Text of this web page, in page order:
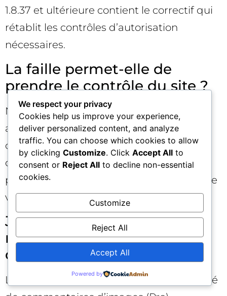
1.8.37 et ultérieure contient le correctif qui
rétablit les contrôles d’autorisation
nécessaires.
La faille permet-elle de
prendre le contrôle du site ?
Non. Il s’agit d’une modification non
autorisée de données (suppression de
commentaires d’images). Il n’y a pas
d’exécution de code ou d’escalade de
privilèges signalées dans le cadre de cette
vulnérabilité précise.
Je n’utilise pas la version Pro
ni les commentaires
d’images. Suis-je concerné ?
L’exploitation décrite cible la fonctionnalité
We respect your privacy
Cookies help us improve your experience,
deliver personalized content, and analyze
traffic. You can choose which cookies to allow
by clicking Customize. Click Accept All to
consent or Reject All to decline non-essential
cookies.
Customize
Reject All
Accept All
Powered by